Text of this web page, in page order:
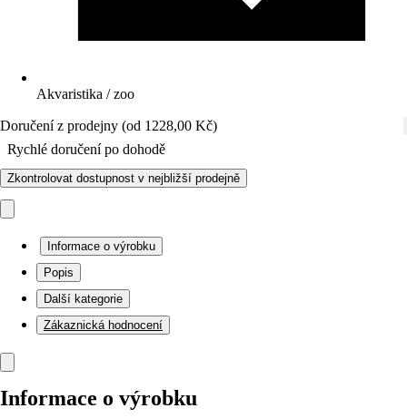
Akvaristika / zoo
Doručení z prodejny (od 1228,00 Kč)
Rychlé doručení po dohodě
Zkontrolovat dostupnost v nejbližší prodejně
Informace o výrobku
Popis
Další kategorie
Zákaznická hodnocení
Informace o výrobku